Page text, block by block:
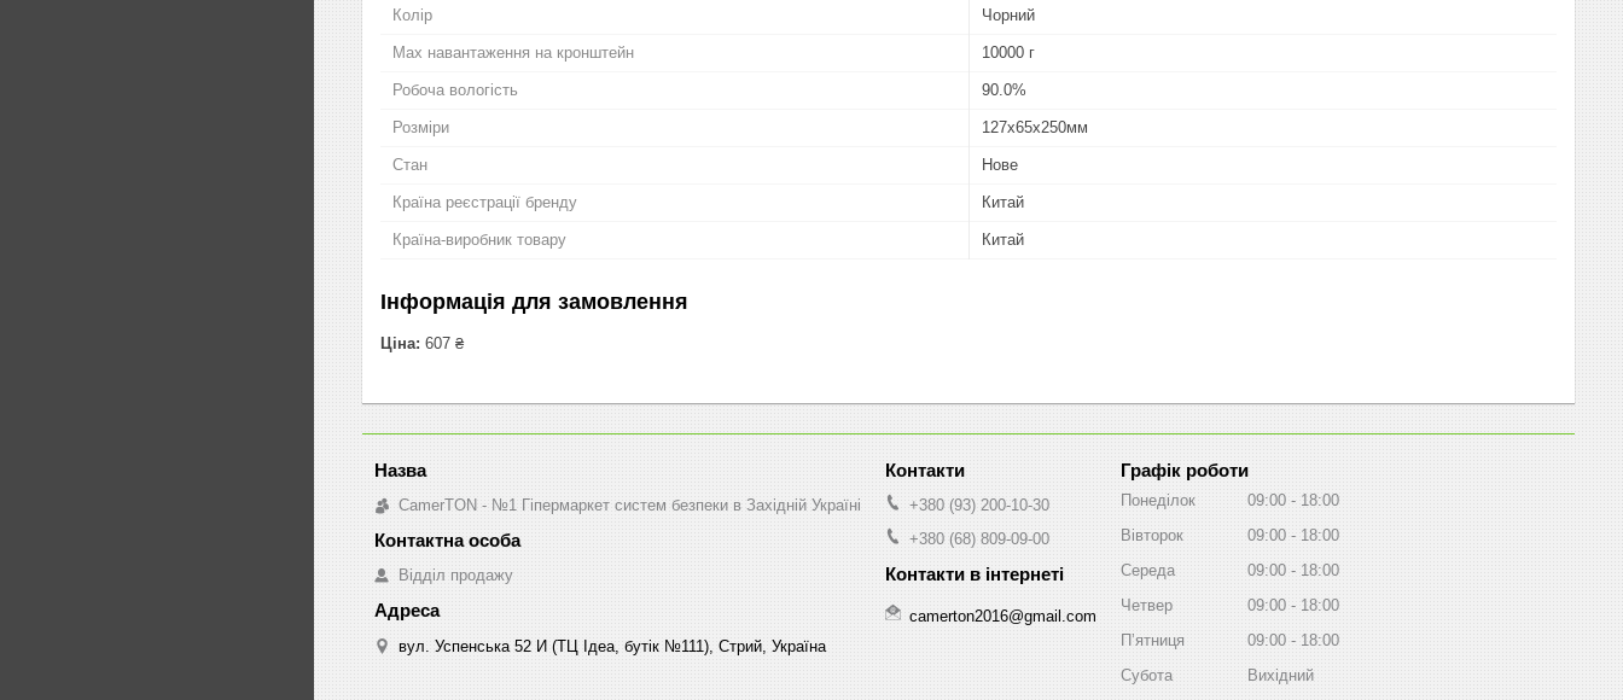
Колір Чорний
Мах навантаження на кронштейн 10000 г
Робоча вологість 90.0%
Розміри 127х65х250мм
Стан Нове
Країна реєстрації бренду Китай
Країна-виробник товару Китай
Інформація для замовлення
Ціна: 607 ₴
CamerTON - №1 Гіпермаркет систем безпеки в Західній Україні
Відділ продажу
вул. Успенська 52 И (ТЦ Ідеа, бутік №111), Стрий, Україна
+380 (93) 200-10-30
+380 (68) 809-09-00
camerton2016@gmail.com
Графік роботи
Понеділок 09:00
18:00
Вівторок
09:00
18:00
Середа
09:00
18:00
Четвер
09:00
18:00
Пʼятниця
09:00
18:00
Субота
Вихідний